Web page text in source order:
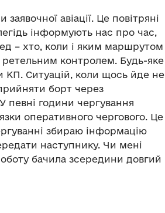
авіації. Це повітряні
інформують нас про час,
– хто, коли і яким маршрутом
контролем. Будь-яке
КП. Ситуацій, коли щось йде не
борт через
певні години чергування
оперативного чергового. Це
збираю інформацію
наступнику. Чи мені
бачила зсередини довгий